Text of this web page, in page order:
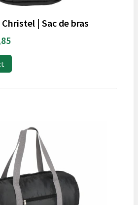
| Sac de bras